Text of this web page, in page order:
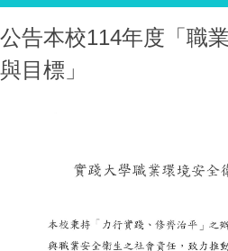
公告本校114年度「職
與目標」